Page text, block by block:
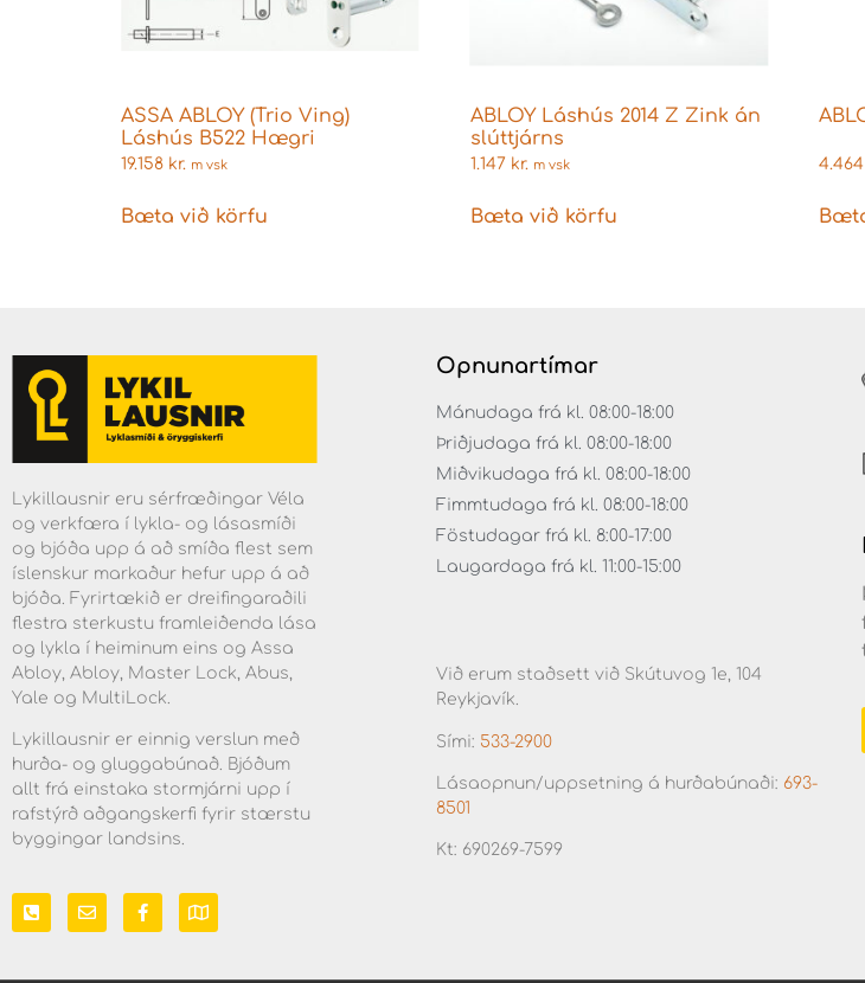
ASSA ABLOY (Trio Ving)
Láshús B522 Hægri
19.158 kr. m vsk
Bæta við körfu
ABLOY Láshús 2014 Z Zink án
slúttjárns
1.147 kr. m vsk
Bæta við körfu
4.464
Lykillausnir eru sérfræðingar Véla
og verkfæra í lykla- og lásasmíði
og bjóða upp á að smíða flest sem
íslenskur markaður hefur upp á að
bjóða. Fyrirtækið er dreifingaraðili
flestra sterkustu framleiðenda lása
og lykla í heiminum eins og Assa
Abloy, Abloy, Master Lock, Abus,
Yale og MultiLock.
Lykillausnir er einnig verslun með
hurða- og gluggabúnað. Bjóðum
allt frá einstaka stormjárni upp í
rafstýrð aðgangskerfi fyrir stærstu
byggingar landsins.
Opnunartímar
Mánudaga frá kl. 08:00-18:00
Þriðjudaga frá kl. 08:00-18:00
Miðvikudaga frá kl. 08:00-18:00
Fimmtudaga frá kl. 08:00-18:00
Föstudagar frá kl. 8:00-17:00
Laugardaga frá kl. 11:00-15:00
Við erum staðsett við Skútuvog 1e, 104
Reykjavík.
Sími: 533-2900
Lásaopnun/uppsetning á hurðabúnaði: 693-
8501
Kt: 690269-7599